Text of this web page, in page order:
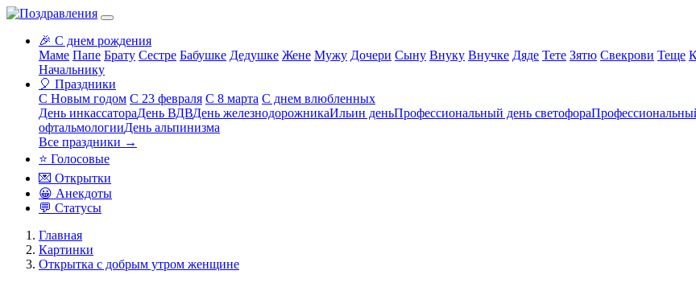
🎉 С днем рождения
Маме Папе Брату Сестре Бабушке Дедушке Жене Мужу Дочери Сыну Внуку Внучке Дяде Тете Зятю Свекрови Теще
Начальнику
🎈 Праздники
С Новым годом С 23 февраля С 8 марта С днем влюбленных
День инкассатораДень ВДВДень железнодорожникаИльин деньПрофессиональный день светофора
офтальмологииДень альпинизма
Все праздники →
⭐ Голосовые
💌 Открытки
😀 Анекдоты
💬 Статусы
Главная
Картинки
Открытка с добрым утром женщине